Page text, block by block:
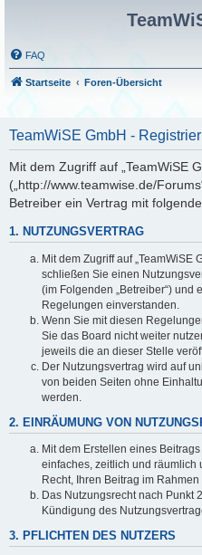
FAQ
Startseite Foren-Übersicht
TeamWiSE GmbH -
Mit dem Zugriff auf „TeamWiSE
(„http://www.teamwise.de/
Betreiber ein Vertrag mit
1. NUTZUNGSVERTRAG
Mit dem Zugriff auf „TeamWiSE
schließen Sie einen
(im Folgenden „Betreiber“) und
Regelungen einverstanden.
Wenn Sie mit diesen
Sie das Board nicht weiter
jeweils die an dieser Stelle
Der Nutzungsvertrag wird auf
von beiden Seiten ohne
werden.
2. EINRÄUMUNG VON
Mit dem Erstellen eines
einfaches, zeitlich und
Recht, Ihren Beitrag im
Das Nutzungsrecht nach Punkt
Kündigung des
3. PFLICHTEN DES NUTZERS